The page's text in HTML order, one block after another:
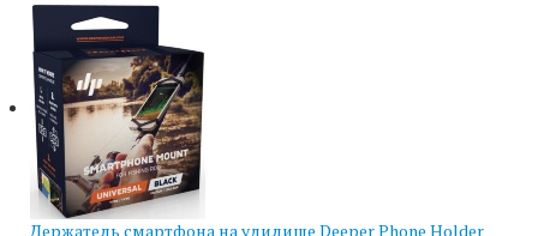
Держатель смартфона на удилище Deeper Phone Holder